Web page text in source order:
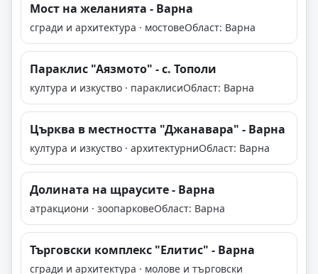
Мост на желанията - Варна
сгради и архитектура · мостовеОбласт: Варна
Параклис "Аязмото" - с. Тополи
култура и изкуство · параклисиОбласт: Варна
Църква в местността "Джанавара" - Варна
култура и изкуство · архитектурниОбласт: Варна
Долината на щраусите - Варна
атракциони · зоопарковеОбласт: Варна
Търговски комплекс "Елитис" - Варна
сгради и архитектура · молове и търговски